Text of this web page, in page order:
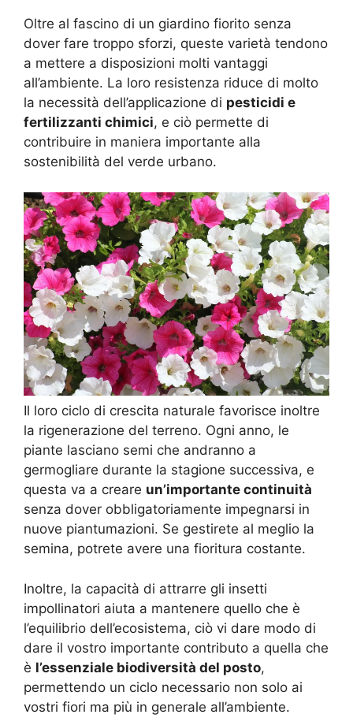
Oltre al fascino di un giardino fiorito senza
dover fare troppo sforzi, queste varietà tendono
a mettere a disposizioni molti vantaggi
all’ambiente. La loro resistenza riduce di molto
la necessità dell’applicazione di pesticidi e
fertilizzanti chimici, e ciò permette di
contribuire in maniera importante alla
sostenibilità del verde urbano.
Il loro ciclo di crescita naturale favorisce inoltre
la rigenerazione del terreno. Ogni anno, le
piante lasciano semi che andranno a
germogliare durante la stagione successiva, e
questa va a creare un’importante continuità
senza dover obbligatoriamente impegnarsi in
nuove piantumazioni. Se gestirete al meglio la
semina, potrete avere una fioritura costante.
Inoltre, la capacità di attrarre gli insetti
impollinatori aiuta a mantenere quello che è
l’equilibrio dell’ecosistema, ciò vi dare modo di
dare il vostro importante contributo a quella che
è l’essenziale biodiversità del posto,
permettendo un ciclo necessario non solo ai
vostri fiori ma più in generale all’ambiente.